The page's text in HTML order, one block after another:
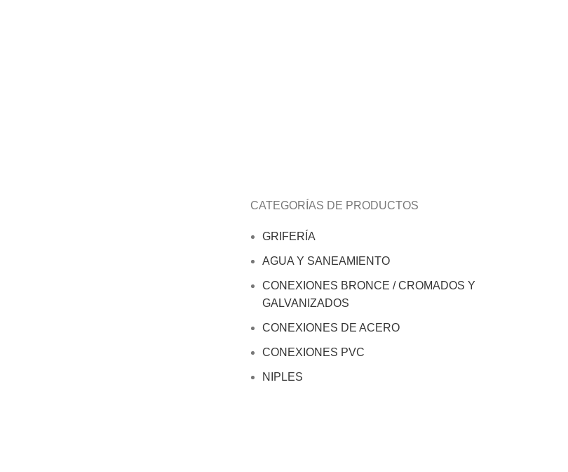
CATEGORÍAS DE PRODUCTOS
GRIFERÍA
AGUA Y SANEAMIENTO
CONEXIONES BRONCE / CROMADOS Y
GALVANIZADOS
CONEXIONES DE ACERO
CONEXIONES PVC
NIPLES